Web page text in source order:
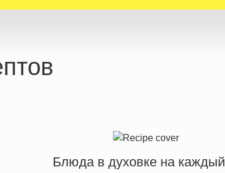
Блюда в духовке на каждый